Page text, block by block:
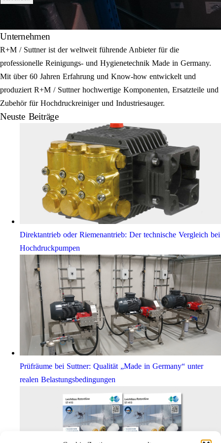
Unternehmen
R+M / Suttner ist der weltweit führende Anbieter für die
professionelle Reinigungs- und Hygienetechnik Made in Germany.
Mit über 60 Jahren Erfahrung und Know-how entwickelt und
produziert R+M / Suttner hochwertige Komponenten, Ersatzteile und
Zubehör für Hochdruckreiniger und Industriesauger.
Neuste Beiträge
Direktantrieb oder Riemenantrieb: Der technische Vergleich bei
Hochdruckpumpen
Prüfräume bei Suttner: Qualität „Made in Germany“ unter
realen Belastungsbedingungen